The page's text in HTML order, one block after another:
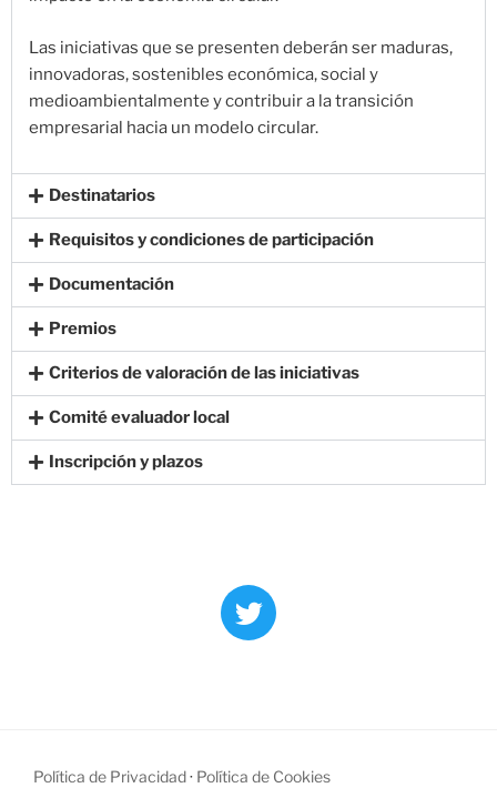
Las iniciativas que se presenten deberán ser maduras,
innovadoras, sostenibles económica, social y
medioambientalmente y contribuir a la transición
empresarial hacia un modelo circular.
Destinatarios
Requisitos y condiciones de participación
Documentación
Premios
Criterios de valoración de las iniciativas
Comité evaluador local
Inscripción y plazos
Política de Privacidad· Política de Cookies